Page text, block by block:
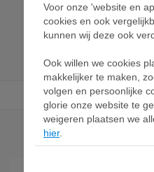
Nike
Voor onze 'website en
cookies en ook
kunnen wij deze ook
Ook willen we cookies
makkelijker te maken,
volgen en persoonlijke
glorie onze website te
weigeren plaatsen we
hier.